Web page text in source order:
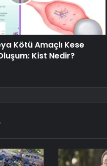
Kötü Amaçlı Kese
Kist Nedir?